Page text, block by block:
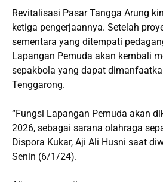
Revitalisasi Pasar Tangga Arung
ketiga pengerjaannya. Setelah
sementara yang ditempati
Lapangan Pemuda akan kembali
sepakbola yang dapat
Tenggarong.
“Fungsi Lapangan Pemuda akan
2026, sebagai sarana olahraga
Dispora Kukar, Aji Ali Husni saat
Senin (6/1/24).